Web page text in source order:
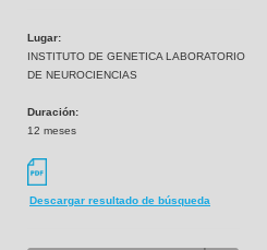
Lugar:
INSTITUTO DE GENETICA LABORATORIO
DE NEUROCIENCIAS
Duración:
12 meses
Descargar resultado de búsqueda